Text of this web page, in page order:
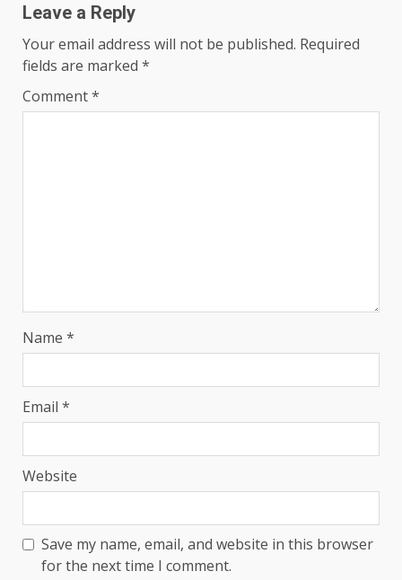
Leave a Reply
Your email address will not be published. Required
fields are marked *
Comment*
Name *
Email *
Website
Save my name, email, and website in this browser
for the next time I comment.